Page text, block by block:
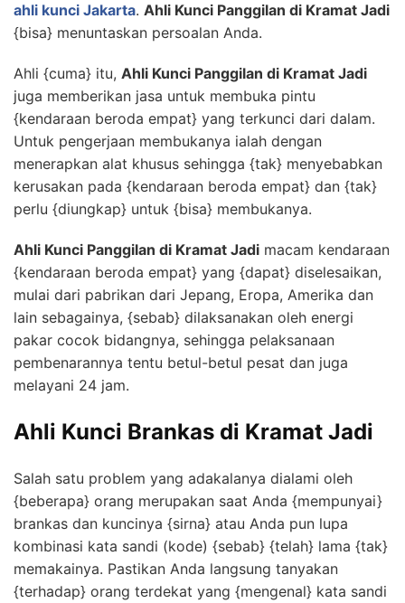
ahli kunci Jakarta. Ahli Kunci Panggilan di Kramat Jadi
{bisa} menuntaskan persoalan Anda.
Ahli {cuma} itu, Ahli Kunci Panggilan di Kramat Jadi
juga memberikan jasa untuk membuka pintu
{kendaraan beroda empat} yang terkunci dari dalam.
Untuk pengerjaan membukanya ialah dengan
menerapkan alat khusus sehingga {tak} menyebabkan
kerusakan pada {kendaraan beroda empat} dan {tak}
perlu {diungkap} untuk {bisa} membukanya.
Ahli Kunci Panggilan di Kramat Jadi macam kendaraan
{kendaraan beroda empat} yang {dapat} diselesaikan,
mulai dari pabrikan dari Jepang, Eropa, Amerika dan
lain sebagainya, {sebab} dilaksanakan oleh energi
pakar cocok bidangnya, sehingga pelaksanaan
pembenarannya tentu betul-betul pesat dan juga
melayani 24 jam.
Ahli Kunci Brankas di Kramat Jadi
Salah satu problem yang adakalanya dialami oleh
{beberapa} orang merupakan saat Anda {mempunyai}
brankas dan kuncinya {sirna} atau Anda pun lupa
kombinasi kata sandi (kode) {sebab} {telah} lama {tak}
memakainya. Pastikan Anda langsung tanyakan
{terhadap} orang terdekat yang {mengenal} kata sandi